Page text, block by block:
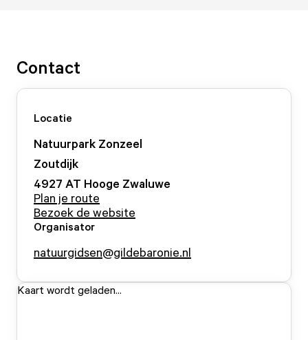
Contact
Locatie
Natuurpark Zonzeel
Zoutdijk
4927 AT Hooge Zwaluwe
Plan je route
Bezoek de website
Organisator
natuurgidsen@gildebaronie.nl
Kaart wordt geladen...